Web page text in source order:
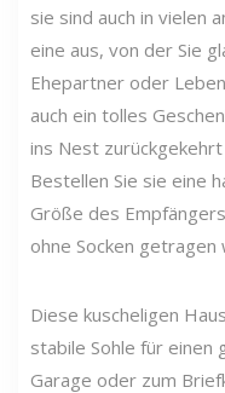
sie sind auch in vielen
eine aus, von der Sie
Ehepartner oder
auch ein tolles
ins Nest
Bestellen Sie sie eine
Größe des
ohne Socken getragen
Diese kuscheligen
stabile Sohle für einen
Garage oder zum